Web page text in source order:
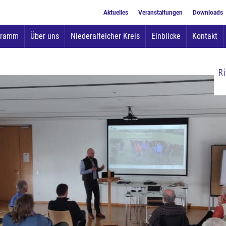
Aktuelles Veranstaltungen Downloads
Inhalt
Über uns Niederalteicher Kreis Einblicke Kontakt